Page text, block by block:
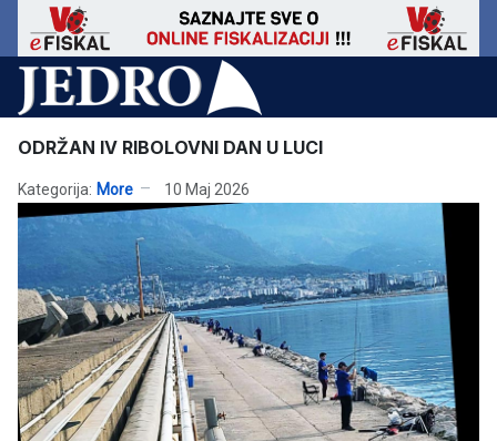
ODRŽAN IV RIBOLOVNI DAN U LUCI
Kategorija: More 10 Maj 2026